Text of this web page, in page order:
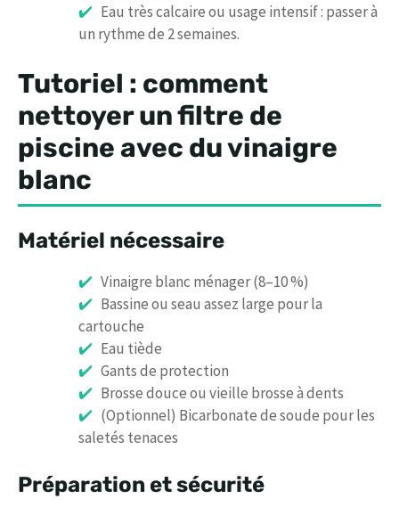
Eau très calcaire ou usage intensif : passer à
un rythme de 2 semaines.
Tutoriel : comment
nettoyer un filtre de
piscine avec du vinaigre
blanc
Matériel nécessaire
Vinaigre blanc ménager (8–10 %)
Bassine ou seau assez large pour la
cartouche
Eau tiède
Gants de protection
Brosse douce ou vieille brosse à dents
(Optionnel) Bicarbonate de soude pour les
saletés tenaces
Préparation et sécurité